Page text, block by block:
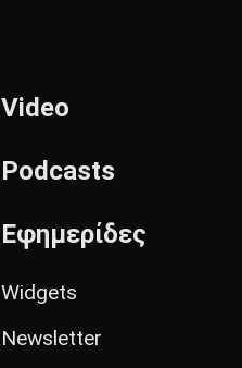
Video
Podcasts
Εφημερίδες
Widgets
Newsletter